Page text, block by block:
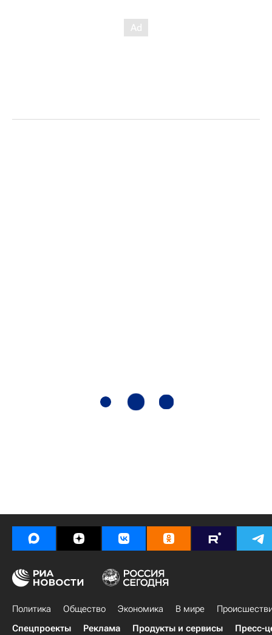
Политика Общество Экономика В мире
Спецпроекты
Реклама Продукты и сервисы Пресс-